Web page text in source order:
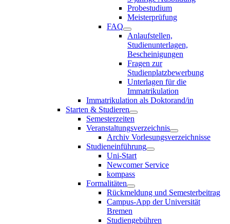
Probestudium
Meisterprüfung
FAQ
Anlaufstellen,
Studienunterlagen,
Bescheinigungen
Fragen zur
Studienplatzbewerbung
Unterlagen für die
Immatrikulation
Immatrikulation als Doktorand/in
Starten & Studieren
Semesterzeiten
Veranstaltungsverzeichnis
Archiv Vorlesungsverzeichnisse
Studieneinführung
Uni-Start
Newcomer Service
kompass
Formalitäten
Rückmeldung und Semesterbeitrag
Campus-App der Universität
Bremen
Studiengebühren